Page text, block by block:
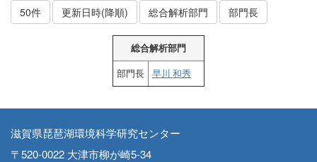
50件 更新日時(降順) 総合解析部門 部門長
総合解析部門
部門長
早川 和秀
滋賀県琵琶湖環境科学研究センター
〒520-0022 大津市柳が崎5-34